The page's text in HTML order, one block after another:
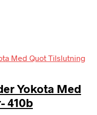
Yokota Med
410b